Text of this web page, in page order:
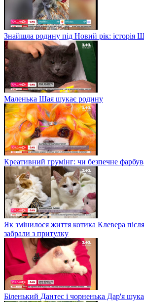
Знайшла родину під Новий рік: історія
Маленька Шая шукає родину
Креативний грумінг: чи безпечне
Як змінилося життя котика Клевера
забрали з притулку
Біленький Дантес і чорненька Дар'я